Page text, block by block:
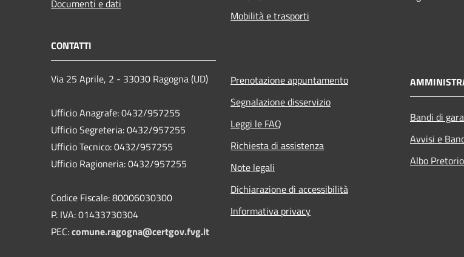
Documenti e dati
Mobilità e trasporti
CONTATTI
Via 25 Aprile, 2 - 33030 Ragogna (UD)
Ufficio Anagrafe: 0432/957255
Ufficio Segreteria: 0432/957255
Ufficio Tecnico: 0432/957255
Ufficio Ragioneria: 0432/957255
Codice Fiscale: 80006030300
P. IVA: 01433730304
PEC:comune.ragogna@certgov.fvg.it
Prenotazione appuntamento
Segnalazione disservizio
Leggi le FAQ
Richiesta di assistenza
Note legali
Dichiarazione di accessibilità
Informativa privacy
Bandi di
Avvisi e
Albo Pretorio